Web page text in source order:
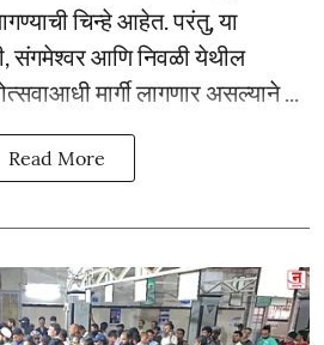
चिन्हे आहेत. परंतु, या
संगमेश्वर आणि निवळी येथील
मार्गी लागणार असल्याने ...
Read More